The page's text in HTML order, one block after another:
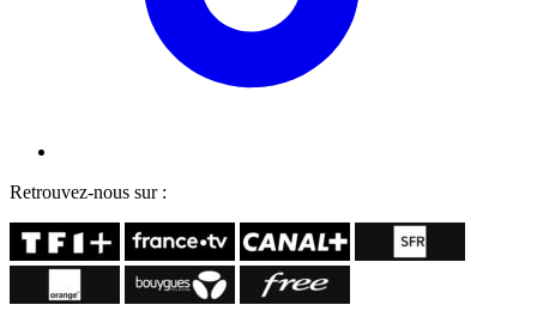
Retrouvez-nous sur :